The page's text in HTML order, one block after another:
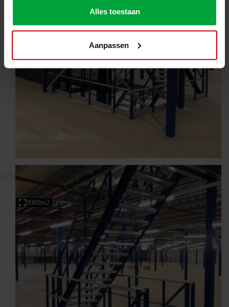
Alles toestaan
Aanpassen
E-commerce
9000m2